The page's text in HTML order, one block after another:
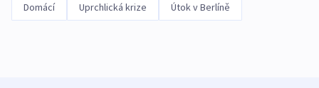
Domácí Uprchlická krize Útok v Berlíně